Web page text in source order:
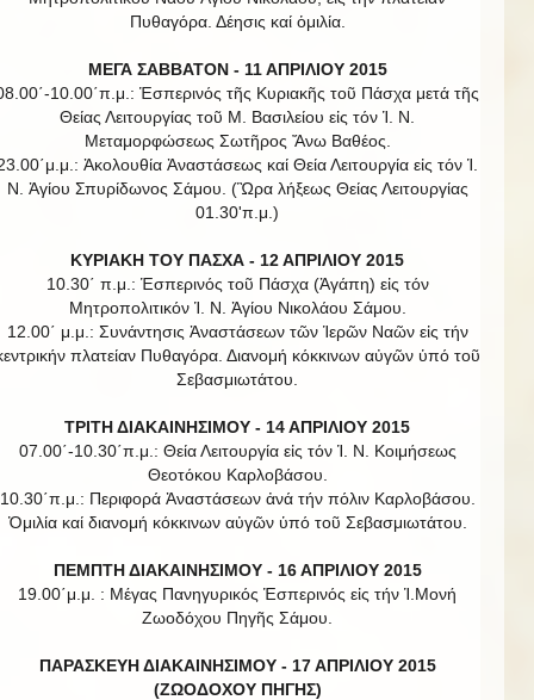
Πυθαγόρα. Δέησις καί ὁμιλία.
ΜΕΓΑ ΣΑΒΒΑΤΟΝ - 11 ΑΠΡΙΛΙΟΥ 2015
10.00΄π.μ.: Ἑσπερινός τῆς Κυριακῆς τοῦ Πάσχα μετά τῆς
Θείας Λειτουργίας τοῦ Μ. Βασιλείου εἰς τόν Ἱ. Ν.
Μεταμορφώσεως Σωτῆρος Ἄνω Βαθέος.
Ἀκολουθία Ἀναστάσεως καί Θεία Λειτουργία εἰς τόν Ἱ.
Ν. Ἁγίου Σπυρίδωνος Σάμου. (Ὣρα λήξεως Θείας Λειτουργίας
01.30'π.μ.)
ΚΥΡΙΑΚΗ ΤΟΥ ΠΑΣΧΑ - 12 ΑΠΡΙΛΙΟΥ 2015
10.30΄ π.μ.: Ἑσπερινός τοῦ Πάσχα (Ἀγάπη) εἰς τόν
Μητροπολιτικόν Ἱ. Ν. Ἁγίου Νικολάου Σάμου.
12.00΄ μ.μ.: Συνάντησις Ἀναστάσεων τῶν Ἱερῶν Ναῶν εἰς τήν
πλατείαν Πυθαγόρα. Διανομή κόκκινων αὐγῶν ὑπό τοῦ
Σεβασμιωτάτου.
ΤΡΙΤΗ ΔΙΑΚΑΙΝΗΣΙΜΟΥ - 14 ΑΠΡΙΛΙΟΥ 2015
07.00΄-10.30΄π.μ.: Θεία Λειτουργία εἰς τόν Ἱ. Ν. Κοιμήσεως
Θεοτόκου Καρλοβάσου.
10.30΄π.μ.: Περιφορά Ἀναστάσεων ἀνά τήν πόλιν Καρλοβάσου.
Ὁμιλία καί διανομή κόκκινων αὐγῶν ὑπό τοῦ Σεβασμιωτάτου.
ΠΕΜΠΤΗ ΔΙΑΚΑΙΝΗΣΙΜΟΥ - 16 ΑΠΡΙΛΙΟΥ 2015
19.00΄μ.μ. : Μέγας Πανηγυρικός Ἑσπερινός εἰς τήν Ἱ.Μονή
Ζωοδόχου Πηγῆς Σάμου.
ΠΑΡΑΣΚΕΥΗ ΔΙΑΚΑΙΝΗΣΙΜΟΥ - 17 ΑΠΡΙΛΙΟΥ 2015
(ΖΩΟΔΟΧΟΥ ΠΗΓΗΣ)